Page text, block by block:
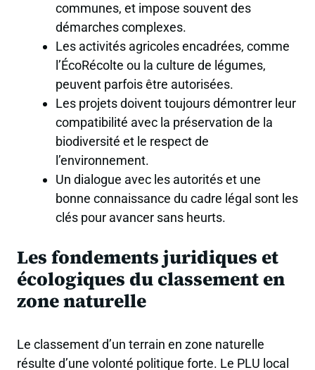
communes, et impose souvent des
démarches complexes.
Les activités agricoles encadrées, comme
l’ÉcoRécolte ou la culture de légumes,
peuvent parfois être autorisées.
Les projets doivent toujours démontrer leur
compatibilité avec la préservation de la
biodiversité et le respect de
l’environnement.
Un dialogue avec les autorités et une
bonne connaissance du cadre légal sont les
clés pour avancer sans heurts.
Les fondements juridiques et
écologiques du classement en
zone naturelle
Le classement d’un terrain en zone naturelle
résulte d’une volonté politique forte. Le PLU local